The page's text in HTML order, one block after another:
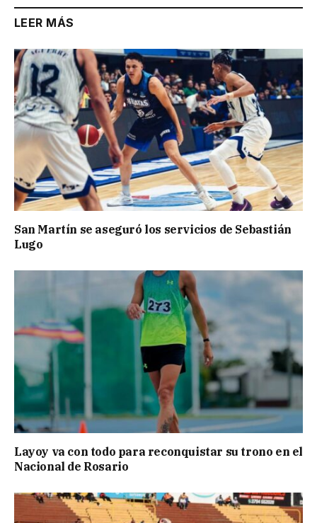
LEER MÁS
San Martín se aseguró los servicios de Sebastián
Lugo
Layoy va con todo para reconquistar su trono en el
Nacional de Rosario